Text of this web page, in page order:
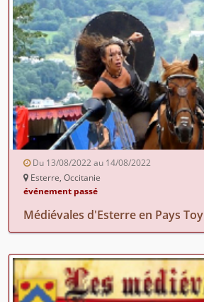
Du 13/08/2022 au 14/08/2022
Esterre, Occitanie
événement passé
Médiévales d'Esterre en Pays Toy